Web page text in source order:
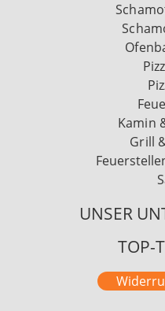
Kamin
Grill
UNSER
TOP-